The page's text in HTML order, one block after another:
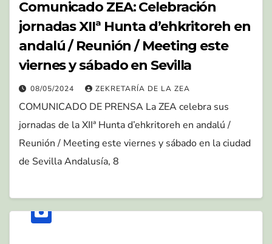
Comunicado ZEA: Celebración
jornadas XIIª Hunta d’ehkritoreh en
andalú / Reunión / Meeting este
viernes y sábado en Sevilla
08/05/2024 ZEKRETARÍA DE LA ZEA
COMUNICADO DE PRENSA La ZEA celebra sus
jornadas de la XIIª Hunta d’ehkritoreh en andalú /
Reunión / Meeting este viernes y sábado en la ciudad
de Sevilla Andalusía, 8